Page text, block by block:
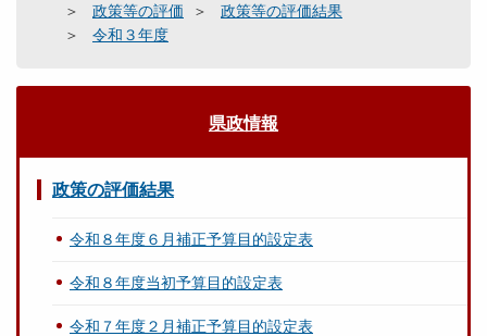
政策等の評価
政策等の評価結果
令和３年度
県政情報
政策の評価結果
令和８年度６月補正予算目的設定表
令和８年度当初予算目的設定表
令和７年度２月補正予算目的設定表